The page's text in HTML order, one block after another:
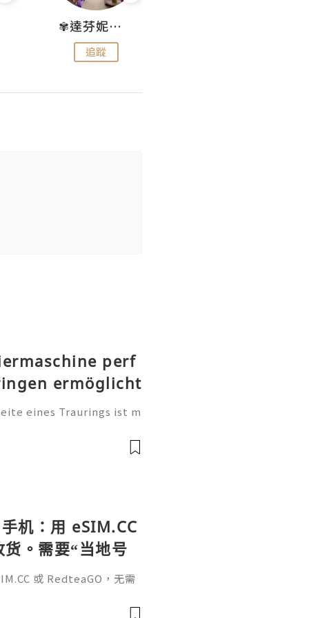
✾達芬妮•愛孩子•愛生活✾
追蹤
perf
ermöglicht
eines Traurings ist m
Namen, einen beso
机：用 eSIM.CC
。需要“当地号
卖、客户联
或 RedteaGO，无需
信套餐）。长期多国移动办